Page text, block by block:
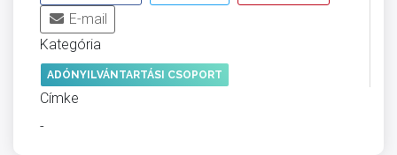
E-mail
Kategória
ADÓNYILVÁNTARTÁSI CSOPORT
Címke
-